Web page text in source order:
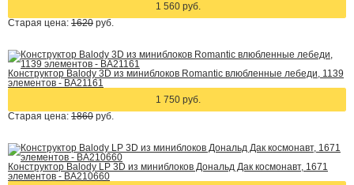
1 560 руб.
Старая цена: 1620 руб.
Конструктор Balody 3D из миниблоков Romantic влюбленные лебеди, 1139
элементов - BA21161
1 750 руб.
Старая цена: 1860 руб.
Конструктор Balody LP 3D из миниблоков Дональд Дак космонавт, 1671
элементов - BA210660